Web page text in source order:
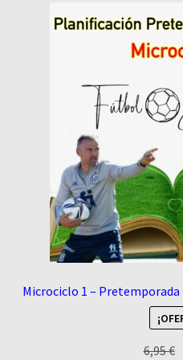
Microciclo 1 – Pretemporada
6,95€